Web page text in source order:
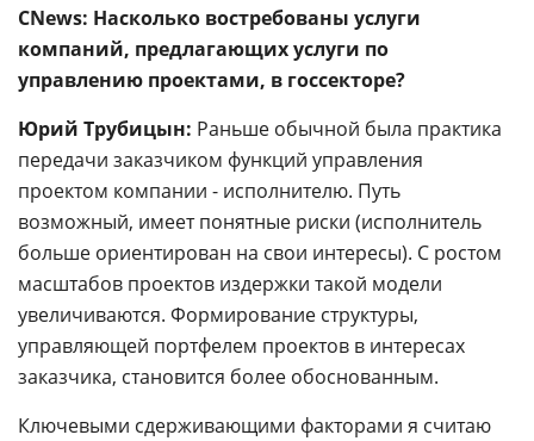
CNews: Насколько востребованы услуги
компаний, предлагающих услуги по
управлению проектами, в госсекторе?
Юрий Трубицын: Раньше обычной была практика
передачи заказчиком функций управления
проектом компании - исполнителю. Путь
возможный, имеет понятные риски (исполнитель
больше ориентирован на свои интересы). С ростом
масштабов проектов издержки такой модели
увеличиваются. Формирование структуры,
управляющей портфелем проектов в интересах
заказчика, становится более обоснованным.
Ключевыми сдерживающими факторами я считаю